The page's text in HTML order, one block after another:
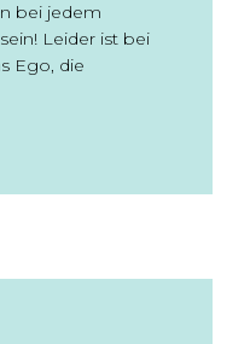
bei jedem
Leider ist bei
Ego, die